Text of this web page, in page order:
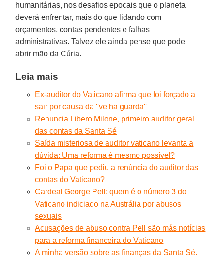
humanitárias, nos desafios epocais que o planeta
deverá enfrentar, mais do que lidando com
orçamentos, contas pendentes e falhas
administrativas. Talvez ele ainda pense que pode
abrir mão da Cúria.
Leia mais
Ex-auditor do Vaticano afirma que foi forçado a
sair por causa da ''velha guarda''
Renuncia Libero Milone, primeiro auditor geral
das contas da Santa Sé
Saída misteriosa de auditor vaticano levanta a
dúvida: Uma reforma é mesmo possível?
Foi o Papa que pediu a renúncia do auditor das
contas do Vaticano?
Cardeal George Pell: quem é o número 3 do
Vaticano indiciado na Austrália por abusos
sexuais
Acusações de abuso contra Pell são más notícias
para a reforma financeira do Vaticano
A minha versão sobre as finanças da Santa Sé.